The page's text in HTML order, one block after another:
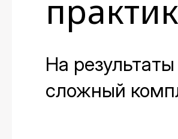
На
сложный